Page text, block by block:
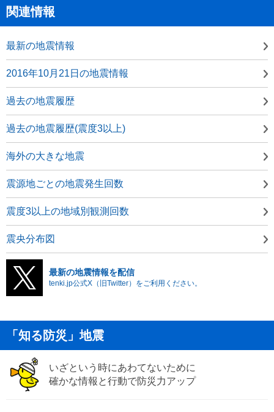
関連情報
最新の地震情報
2016年10月21日の地震情報
過去の地震履歴
過去の地震履歴(震度3以上)
海外の大きな地震
震源地ごとの地震発生回数
震度3以上の地域別観測回数
震央分布図
最新の地震情報を配信
tenki.jp公式X（旧Twitter）をご利用ください。
「知る防災」地震
いざという時にあわてないために
確かな情報と行動で防災力アップ